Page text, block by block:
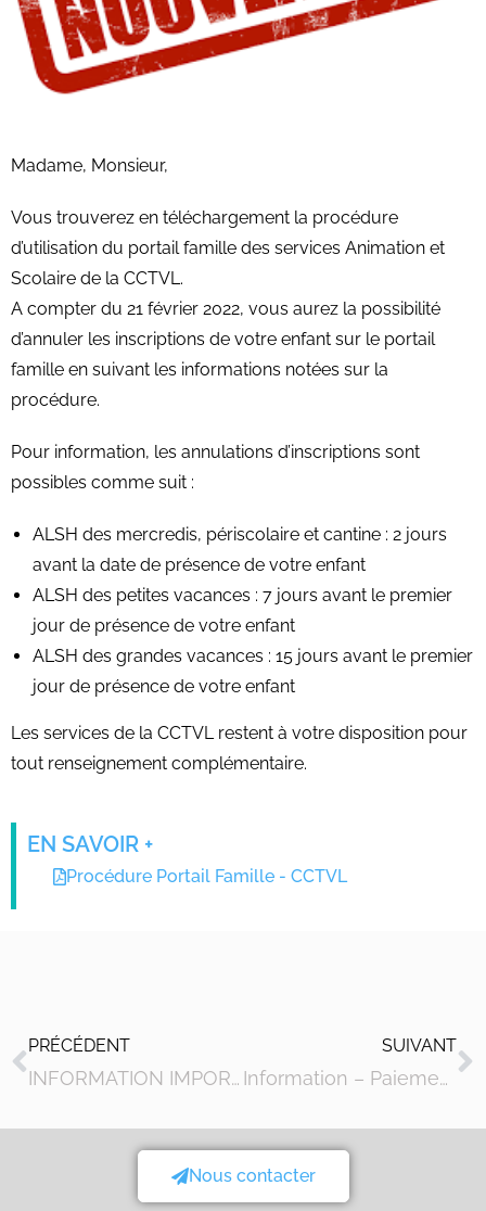
Madame, Monsieur,
Vous trouverez en téléchargement la procédure
d’utilisation du portail famille des services Animation et
Scolaire de la CCTVL.
A compter du 21 février 2022, vous aurez la possibilité
d’annuler les inscriptions de votre enfant sur le portail
famille en suivant les informations notées sur la
procédure.
Pour information, les annulations d’inscriptions sont
possibles comme suit :
ALSH des mercredis, périscolaire et cantine : 2 jours
avant la date de présence de votre enfant
ALSH des petites vacances : 7 jours avant le premier
jour de présence de votre enfant
ALSH des grandes vacances : 15 jours avant le premier
jour de présence de votre enfant
Les services de la CCTVL restent à votre disposition pour
tout renseignement complémentaire.
EN SAVOIR +
Procédure Portail Famille - CCTVL
PRÉCÉDENT
INFORMATION IMPORTANTE – PRELEVEMENT AUTOMATIQUE
SUIVANT
Information – Paiement des factures
Nous contacter